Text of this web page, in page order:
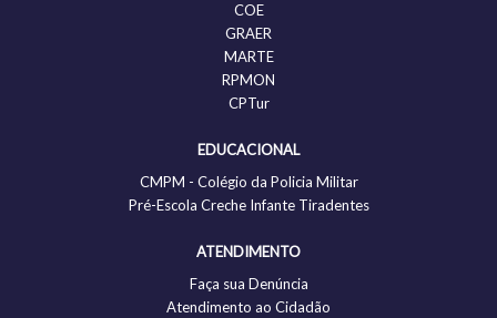
COE
GRAER
MARTE
RPMON
CPTur
EDUCACIONAL
CMPM - Colégio da Policia Militar
Pré-Escola Creche Infante Tiradentes
ATENDIMENTO
Faça sua Denúncia
Atendimento ao Cidadão